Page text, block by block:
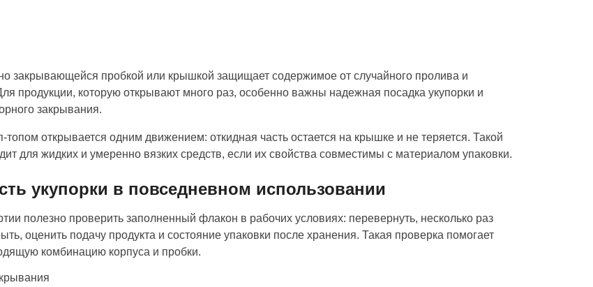
закрывающейся пробкой или крышкой защищает содержимое от случайного пролива и
продукции, которую открывают много раз, особенно важны надежная посадка укупорки и
закрывания.
открывается одним движением: откидная часть остается на крышке и не теряется. Такой
для жидких и умеренно вязких средств, если их свойства совместимы с материалом упаковки.
укупорки в повседневном использовании
полезно проверить заполненный флакон в рабочих условиях: перевернуть, несколько раз
оценить подачу продукта и состояние упаковки после хранения. Такая проверка помогает
комбинацию корпуса и пробки.